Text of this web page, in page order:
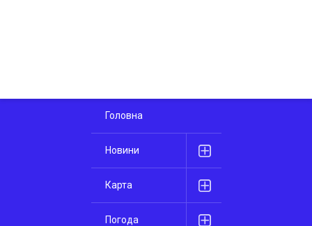
Головна
Новини
Карта
Погода